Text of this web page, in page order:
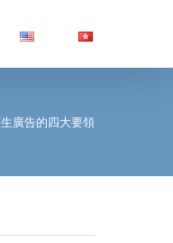
廣告的四大要領